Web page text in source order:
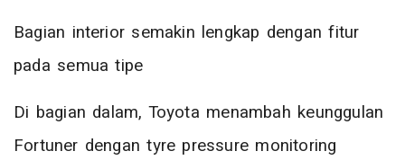
Bagian interior semakin lengkap dengan fitur
pada semua tipe
Di bagian dalam, Toyota menambah keunggulan
Fortuner dengan tyre pressure monitoring